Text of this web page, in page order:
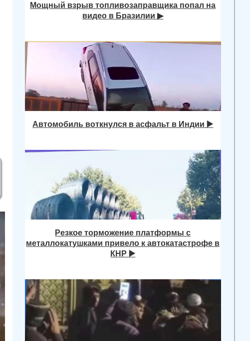
Мощный взрыв топливозаправщика попал на
видео в Бразилии ▶
Автомобиль воткнулся в асфальт в Индии ▶️
Резкое торможение платформы с
металлокатушками привело к автокатастрофе в
КНР ▶️